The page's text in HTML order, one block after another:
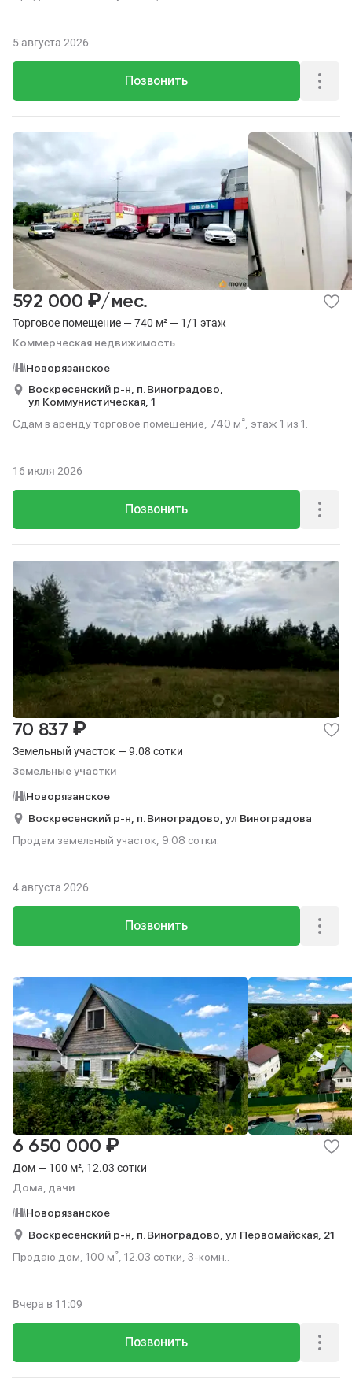
Позвонить
5 августа 2026
Торговое помещение — 740 м² — 1/1 этаж
Коммерческая недвижимость
592 000 ₽/мес.
Новорязанское
Воскресенский р-н, п. Виноградово,
ул Коммунистическая, 1
Сдам в аренду торговое помещение, 740 м², этаж 1 из 1.
Позвонить
16 июля 2026
Земельный участок — 9.08 сотки
Земельные участки
70 837 ₽
Новорязанское
Воскресенский р-н, п. Виноградово, ул Виноградова
Продам земельный участок, 9.08 сотки.
Позвонить
4 августа 2026
Дом — 100 м², 12.03 сотки
Дома, дачи
6 650 000 ₽
Новорязанское
Воскресенский р-н, п. Виноградово, ул Первомайская, 21
Продаю дом, 100 м², 12.03 сотки, 3-комн..
Позвонить
Вчера в 11:09